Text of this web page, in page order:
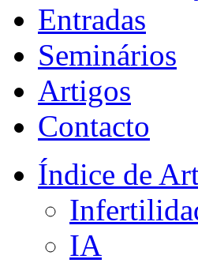
Entradas
Seminários
Artigos
Contacto
Índice de
IA